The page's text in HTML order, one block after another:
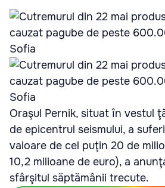
Oraşul Pernik, situat în vestul
de epicentrul seismului, a
valoare de cel puţin 20 de
10,2 milioane de euro), a
sfârşitul săptămânii trecute.